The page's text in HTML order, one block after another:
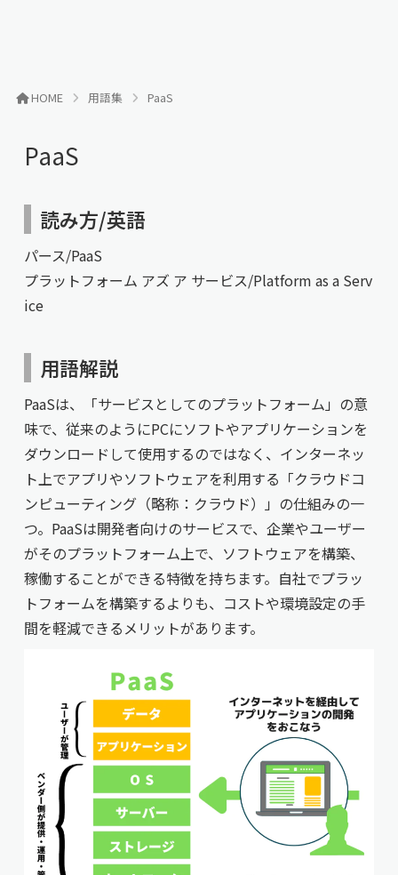
HOME 用語集 PaaS
PaaS
読み方/英語
パース/PaaS
プラットフォーム アズ ア サービス/Platform as a Serv
ice
用語解説
PaaSは、「サービスとしてのプラットフォーム」の意
味で、従来のようにPCにソフトやアプリケーションを
ダウンロードして使用するのではなく、インターネッ
ト上でアプリやソフトウェアを利用する「クラウドコ
ンピューティング（略称：クラウド）」の仕組みの一
つ。PaaSは開発者向けのサービスで、企業やユーザー
がそのプラットフォーム上で、ソフトウェアを構築、
稼働することができる特徴を持ちます。自社でプラッ
トフォームを構築するよりも、コストや環境設定の手
間を軽減できるメリットがあります。